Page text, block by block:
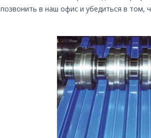
позвонить в наш офис и убедиться в том,